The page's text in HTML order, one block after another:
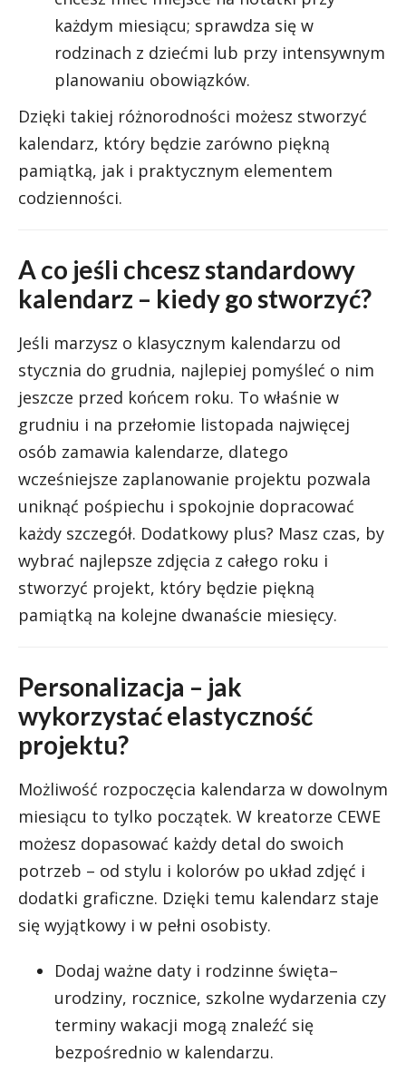
każdym miesiącu; sprawdza się w
rodzinach z dziećmi lub przy intensywnym
planowaniu obowiązków.
Dzięki takiej różnorodności możesz stworzyć
kalendarz, który będzie zarówno piękną
pamiątką, jak i praktycznym elementem
codzienności.
A co jeśli chcesz standardowy
kalendarz – kiedy go stworzyć?
Jeśli marzysz o klasycznym kalendarzu od
stycznia do grudnia, najlepiej pomyśleć o nim
jeszcze przed końcem roku. To właśnie w
grudniu i na przełomie listopada najwięcej
osób zamawia kalendarze, dlatego
wcześniejsze zaplanowanie projektu pozwala
uniknąć pośpiechu i spokojnie dopracować
każdy szczegół. Dodatkowy plus? Masz czas, by
wybrać najlepsze zdjęcia z całego roku i
stworzyć projekt, który będzie piękną
pamiątką na kolejne dwanaście miesięcy.
Personalizacja – jak
wykorzystać elastyczność
projektu?
Możliwość rozpoczęcia kalendarza w dowolnym
miesiącu to tylko początek. W kreatorze CEWE
możesz dopasować każdy detal do swoich
potrzeb – od stylu i kolorów po układ zdjęć i
dodatki graficzne. Dzięki temu kalendarz staje
się wyjątkowy i w pełni osobisty.
Dodaj ważne daty i rodzinne święta–
urodziny, rocznice, szkolne wydarzenia czy
terminy wakacji mogą znaleźć się
bezpośrednio w kalendarzu.